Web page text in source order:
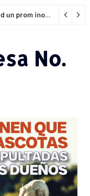
Compañía de Turismo hará realidad un prom inolvidable junto a Jowell para estudiantes de la Escuela Gabriela Mistral
No.